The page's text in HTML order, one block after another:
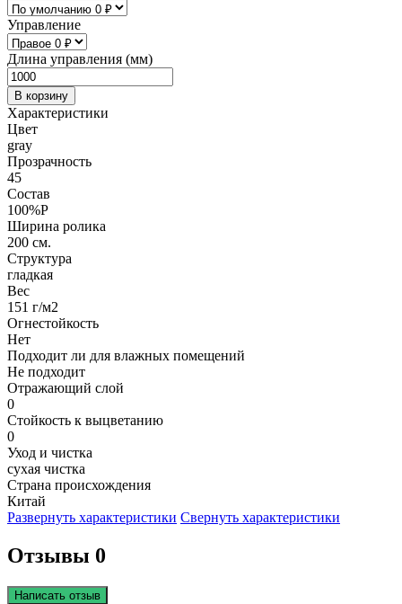
Управление
Длина управления (мм)
В корзину
Характеристики
Цвет
gray
Прозрачность
45
Состав
100%P
Ширина ролика
200 см.
Структура
гладкая
Вес
151 г/м2
Огнестойкость
Нет
Подходит ли для влажных помещений
Не подходит
Отражающий слой
0
Стойкость к выцветанию
0
Уход и чистка
сухая чистка
Страна происхождения
Китай
Развернуть характеристики Свернуть характеристики
Отзывы 0
Написать отзыв